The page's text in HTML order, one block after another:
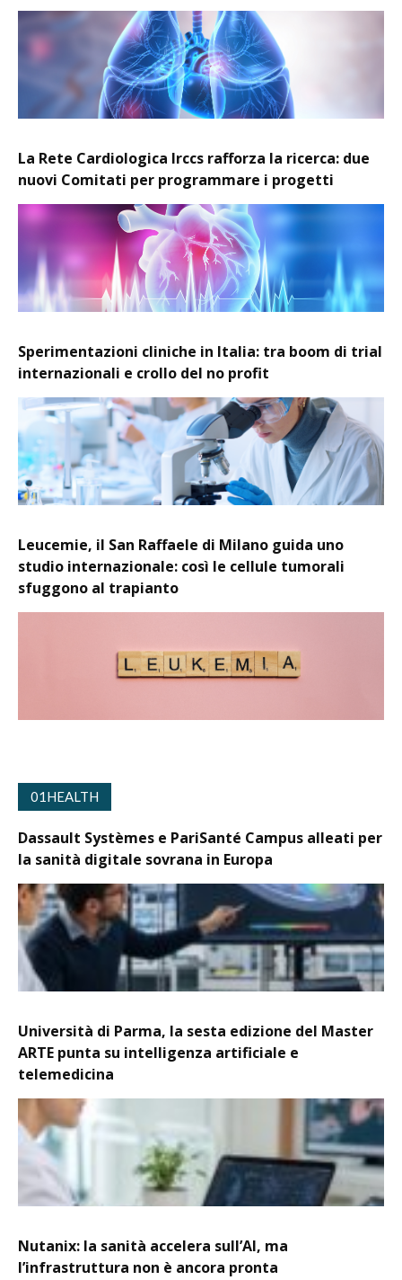
La Rete Cardiologica Irccs rafforza la ricerca: due
nuovi Comitati per programmare i progetti
Sperimentazioni cliniche in Italia: tra boom di trial
internazionali e crollo del no profit
Leucemie, il San Raffaele di Milano guida uno
studio internazionale: così le cellule tumorali
sfuggono al trapianto
01HEALTH
Dassault Systèmes e PariSanté Campus alleati per
la sanità digitale sovrana in Europa
Università di Parma, la sesta edizione del Master
ARTE punta su intelligenza artificiale e
telemedicina
Nutanix: la sanità accelera sull’AI, ma
l’infrastruttura non è ancora pronta